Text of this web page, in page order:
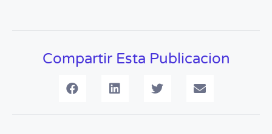
Compartir Esta Publicacion